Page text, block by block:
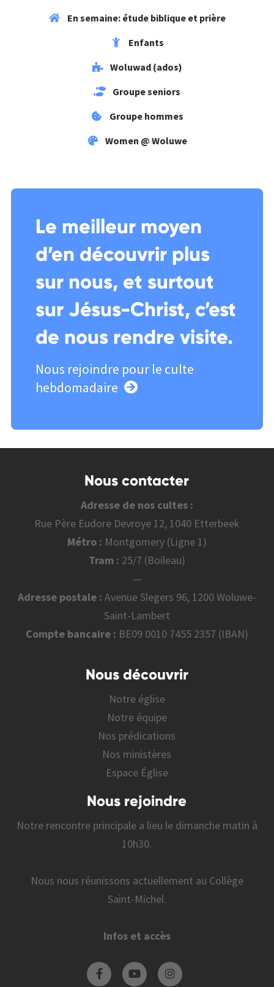
En semaine: étude biblique et prière
Enfants
Woluwad (ados)
Groupe seniors
Groupe hommes
Women @ Woluwe
Le meilleur moyen
d’en découvrir plus
sur nous, et surtout
sur Jésus-Christ, c’est
de nous rendre visite.
Nous rejoindre pour le culte
hebdomadaire
Nous contacter
Adresse de nos cultes :
Rue Père Eudore Devroye 12, 1040 Etterbeek
Métro : Montgomery (Ligne 1)
Tram : 25/7 (Boileau)
—
Adresse postale : Avenue Slegers 96, 1200 Woluwe-
Saint-Lambert
Compte bancaire : BE09 0010 7455 2357 (IBAN)
Nous découvrir
Notre église
Notre équipe
Nos prédications
Nos ministères
Espace Église
Nous rejoindre
Notre rencontre principale a lieu le dimanche matin à
10h30.
Nous nous réunissons actuellement au Collège
Saint-Michel.
Infos et accès